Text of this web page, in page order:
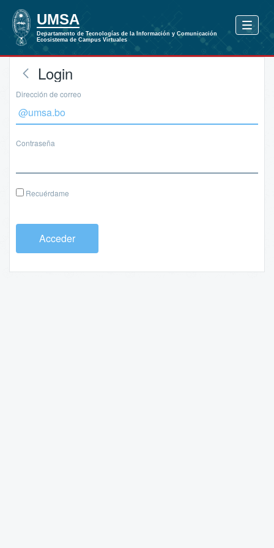
Login
Dirección de correo
Contraseña
Recuérdame
Acceder